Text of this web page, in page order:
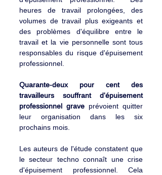
heures de travail prolongées, des
volumes de travail plus exigeants et
des problèmes d'équilibre entre le
travail et la vie personnelle sont tous
responsables du risque d'épuisement
professionnel.
Quarante-deux pour cent des
travailleurs souffrant d'épuisement
professionnel grave prévoient quitter
leur organisation dans les six
prochains mois.
Les auteurs de l'étude constatent que
le secteur techno connaît une crise
d'épuisement professionnel. Cela